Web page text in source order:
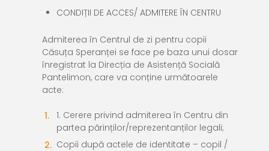
CONDIȚII DE ACCES/ ADMITERE ÎN CENTRU
Admiterea în Centrul de zi pentru copii
Căsuța Speranței se face pe baza unui dosar
înregistrat la Direcția de Asistență Socială
Pantelimon, care va conține următoarele
acte:
1. Cerere privind admiterea în Centru din
partea părinților/reprezentanților legali;
Copii după actele de identitate – copil /